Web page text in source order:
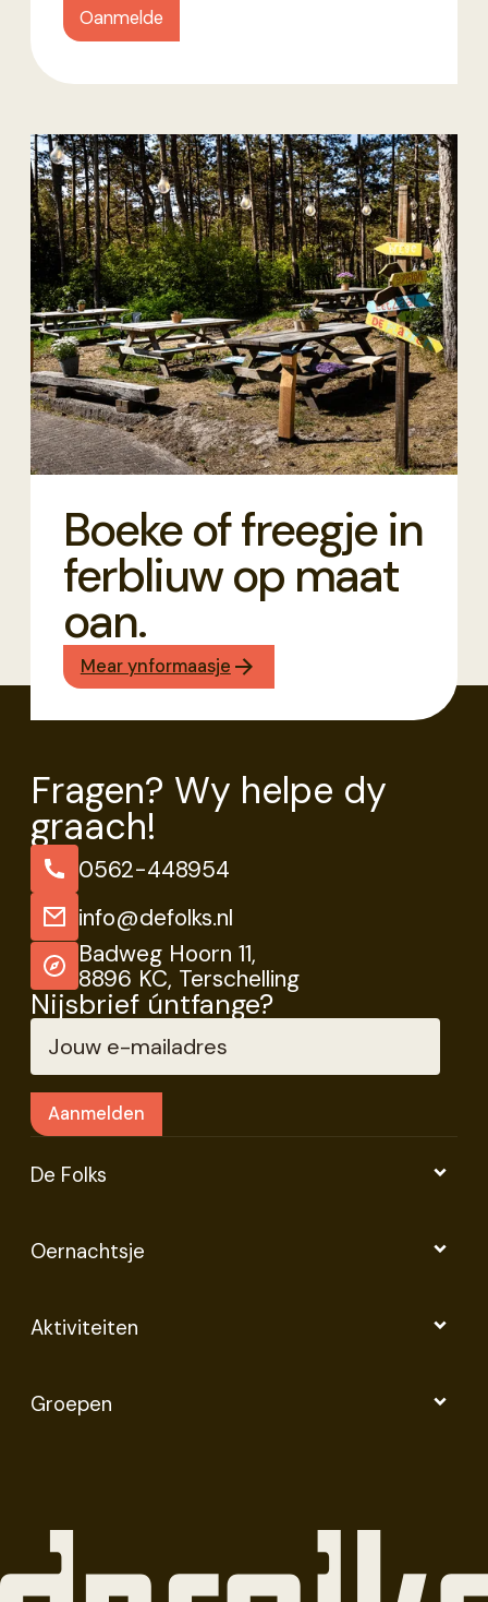
Boeke of freegje in
ferbliuw op maat
oan.
Mear ynformaasje
Fragen? Wy helpe dy
graach!
0562-448954
info@defolks.nl
Badweg Hoorn 11,
8896 KC, Terschelling
Nijsbrief úntfange?
De Folks
Oernachtsje
Aktiviteiten
Groepen